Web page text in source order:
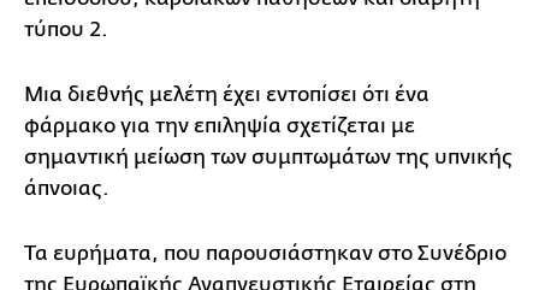
τύπου 2.
Μια διεθνής μελέτη έχει εντοπίσει ότι ένα
φάρμακο για την επιληψία σχετίζεται με
σημαντική μείωση των συμπτωμάτων της υπνικής
άπνοιας.
Τα ευρήματα, που παρουσιάστηκαν στο Συνέδριο
της Ευρωπαϊκής Αναπνευστικής Εταιρείας στη